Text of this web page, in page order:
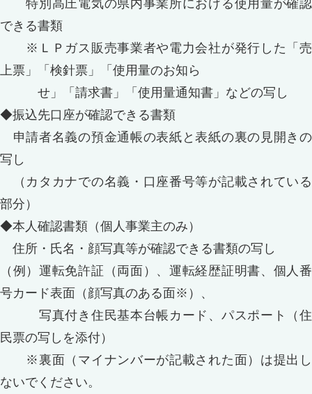
特別高圧電気の県内事業所における使用量が確認
できる書類
※ＬＰガス販売事業者や電力会社が発行した「売
上票」「検針票」「使用量のお知ら
せ」「請求書」「使用量通知書」などの写し
◆振込先口座が確認できる書類
申請者名義の預金通帳の表紙と表紙の裏の見開きの
写し
（カタカナでの名義・口座番号等が記載されている
部分）
◆本人確認書類（個人事業主のみ）
住所・氏名・顔写真等が確認できる書類の写し
（例）運転免許証（両面）、運転経歴証明書、個人番
号カード表面（顔写真のある面※）、
写真付き住民基本台帳カード、パスポート（住
民票の写しを添付）
※裏面（マイナンバーが記載された面）は提出し
ないでください。